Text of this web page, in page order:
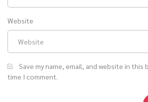
Website
Save my name, email, and website in
time I comment.